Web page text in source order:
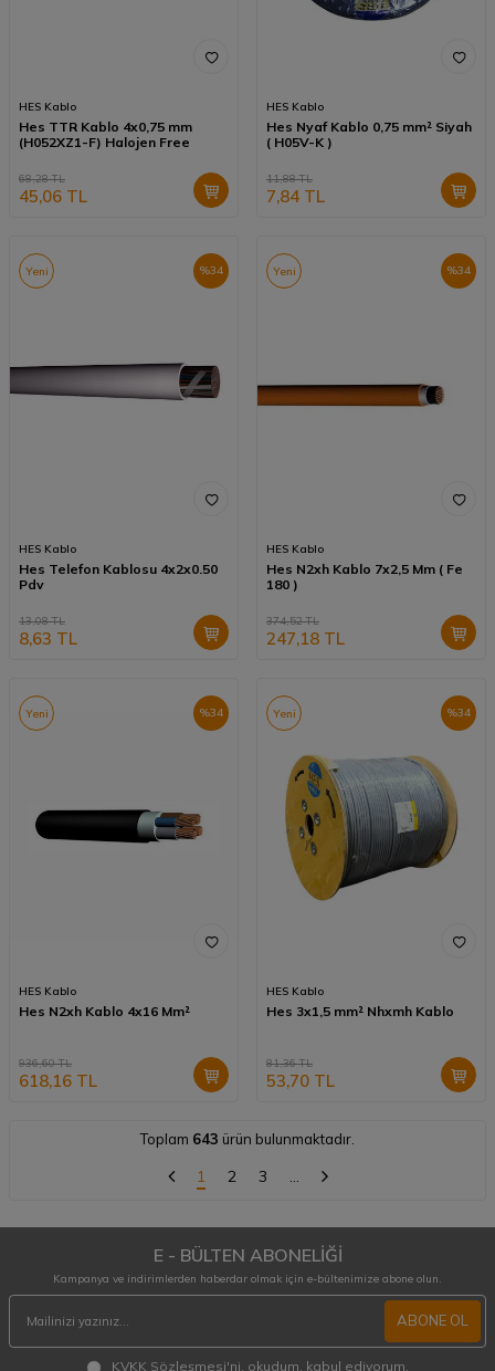
HES Kablo
Hes TTR Kablo 4x0,75 mm
(H052XZ1-F) Halojen Free
68,28TL
45,06 TL
HES Kablo
Hes Nyaf Kablo 0,75 mm² Siyah
( H05V-K )
11,88TL
7,84 TL
%34
Yeni
HES Kablo
Hes Telefon Kablosu 4x2x0.50
Pdv
13,08TL
8,63 TL
%34
Yeni
HES Kablo
Hes N2xh Kablo 7x2,5 Mm ( Fe
180 )
374,52TL
247,18 TL
%34
Yeni
HES Kablo
Hes N2xh Kablo 4x16 Mm²
936,60TL
618,16 TL
%34
Yeni
HES Kablo
Hes 3x1,5 mm² Nhxmh Kablo
81,36TL
53,70 TL
Toplam 643 ürün bulunmaktadır.
1 2 3 …
E - BÜLTEN ABONELİĞİ
Kampanya ve indirimlerden haberdar olmak için e-bültenimize abone olun.
ABONE OL
KVKK Sözleşmesi'ni , okudum, kabul ediyorum.